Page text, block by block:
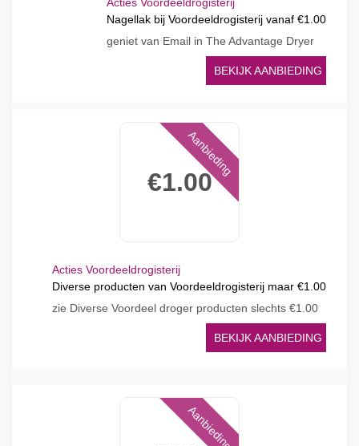
Nagellak bij Voordeeldrogisterij vanaf €1.00
geniet van Email in The Advantage Dryer
BEKIJK AANBIEDING
€1.00
Aanbieding
Acties Voordeeldrogisterij
Diverse producten van Voordeeldrogisterij maar €1.00
zie Diverse Voordeel droger producten slechts €1.00
BEKIJK AANBIEDING
Aanbieding